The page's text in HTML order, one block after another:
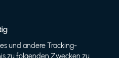
und andere Tracking-
zu folgenden Zwecken zu